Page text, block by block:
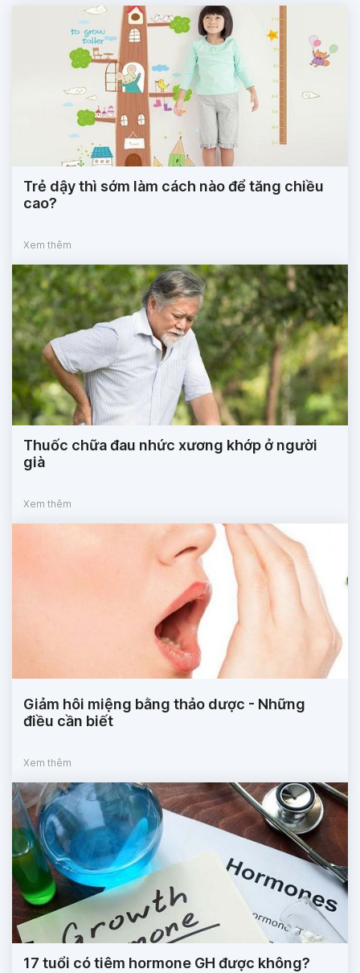
Trẻ dậy thì sớm làm cách nào để tăng chiều
cao?
Xem thêm
Thuốc chữa đau nhức xương khớp ở người
già
Xem thêm
Giảm hôi miệng bằng thảo dược - Những
điều cần biết
Xem thêm
17 tuổi có tiêm hormone GH được không?